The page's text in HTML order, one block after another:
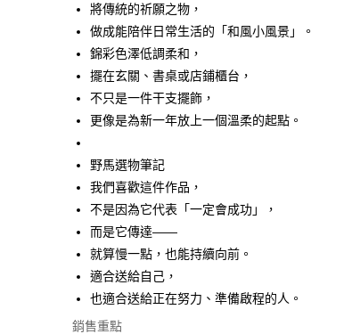
付款後7-11取貨
每筆NT$65，滿NT$999(含以上)免運費
宅配
每筆NT$100，滿NT$999(含以上)免運費
將傳統的祈願之物，
做成能陪伴日常生活的「和風小風景」。
錦彩色澤低調柔和，
擺在玄關、書桌或店鋪櫃台，
不只是一件干支擺飾，
更像是為新一年放上一個溫柔的起點。
野馬選物筆記
我們喜歡這件作品，
不是因為它代表「一定會成功」，
而是它傳達——
就算慢一點，也能持續向前。
適合送給自己，
也適合送給正在努力、準備啟程的人。
銷售重點